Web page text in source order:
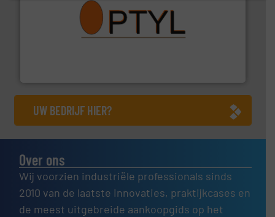
aanspreekpunt voor uw vragen omtrent stof.
UW BEDRIJF HIER?
Over ons
Wij voorzien industriële professionals sinds
2010 van de laatste innovaties, praktijkcases en
de meest uitgebreide aankoopgids op het